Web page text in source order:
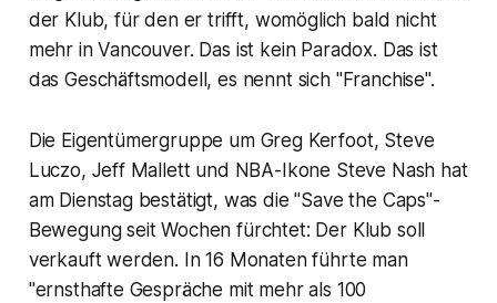
der Klub, für den er trifft, womöglich bald nicht
mehr in Vancouver. Das ist kein Paradox. Das ist
das Geschäftsmodell, es nennt sich "Franchise".
Die Eigentümergruppe um Greg Kerfoot, Steve
Luczo, Jeff Mallett und NBA-Ikone Steve Nash hat
am Dienstag bestätigt, was die "Save the Caps"-
Bewegung seit Wochen fürchtet: Der Klub soll
verkauft werden. In 16 Monaten führte man
"ernsthafte Gespräche mit mehr als 100